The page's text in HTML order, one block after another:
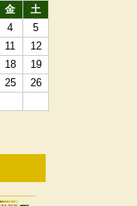
金
土
4
5
11
12
18
19
25
26